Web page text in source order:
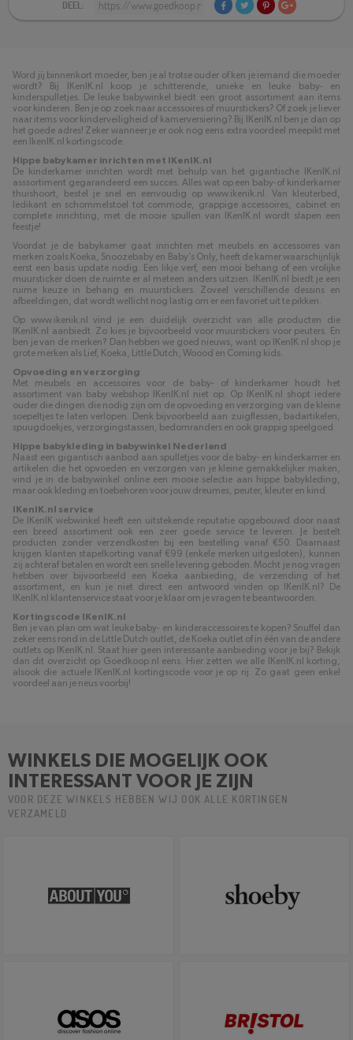
DEEL:
Word jij binnenkort moeder, ben je al trotse ouder of ken je iemand die moeder
wordt? Bij IKenIK.nl koop je schitterende, unieke en leuke baby- en
kinderspulletjes. De leuke babywinkel biedt een groot assortiment aan items
voor kinderen. Ben je op zoek naar accessoires of muurstickers? Of zoek je liever
naar items voor kinderveiligheid of kamerversiering? Bij IKenIK.nl ben je dan op
het goede adres! Zeker wanneer je er ook nog eens extra voordeel meepikt met
een IkenIK.nl kortingscode.
Hippe babykamer inrichten met IKenIK.nl
De kinderkamer inrichten wordt met behulp van het gigantische IKenIK.nl
asssortiment gegarandeerd een succes. Alles wat op een baby-of kinderkamer
thuishoort, bestel je snel en eenvoudig op www.ikenik.nl. Van kleuterbed,
ledikant en schommelstoel tot commode, grappige accessoires, cabinet en
complete inrichting, met de mooie spullen van IKenIK.nl wordt slapen een
feestje!
Voordat je de babykamer gaat inrichten met meubels en accessoires van
merken zoals Koeka, Snoozebaby en Baby’s Only, heeft de kamer waarschijnlijk
eerst een basis update nodig. Een likje verf, een mooi behang of een vrolijke
muursticker doen de ruimte er al meteen anders uitzien. IKenIK.nl biedt je een
ruime keuze in behang en muurstickers. Zoveel verschillende dessins en
afbeeldingen, dat wordt wellicht nog lastig om er een favoriet uit te pikken.
Op www.ikenik.nl vind je een duidelijk overzicht van alle producten die
IKenIK.nl aanbiedt. Zo kies je bijvoorbeeld voor muurstickers voor peuters. En
ben je van de merken? Dan hebben we goed nieuws, want op IKenIK.nl shop je
grote merken als Lief, Koeka, Little Dutch, Woood en Coming kids.
Opvoeding en verzorging
Met meubels en accessoires voor de baby- of kinderkamer houdt het
assortiment van baby webshop IKenIK.nl niet op. Op IKenIK.nl shopt iedere
ouder die dingen die nodig zijn om de opvoeding en verzorging van de kleine
soepeltjes te laten verlopen. Denk bijvoorbeeld aan zuigflessen, badartikelen,
spuugdoekjes, verzorgingstassen, bedomranders en ook grappig speelgoed.
Hippe babykleding in babywinkel Nederland
Naast een gigantisch aanbod aan spulletjes voor de baby- en kinderkamer en
artikelen die het opvoeden en verzorgen van je kleine gemakkelijker maken,
vind je in de babywinkel online een mooie selectie aan hippe babykleding,
maar ook kleding en toebehoren voor jouw dreumes, peuter, kleuter en kind.
IKenIK.nl service
De IKenIK webwinkel heeft een uitstekende reputatie opgebouwd door naast
een breed assortiment ook een zeer goede service te leveren. Je bestelt
producten zonder verzendkosten bij een bestelling vanaf €50. Daarnaast
krijgen klanten stapelkorting vanaf €99 (enkele merken uitgesloten), kunnen
zij achteraf betalen en wordt een snelle levering geboden. Mocht je nog vragen
hebben over bijvoorbeeld een Koeka aanbieding, de verzending of het
assortiment, en kun je niet direct een antwoord vinden op IKenIK.nl? De
IKenIK.nl klantenservice staat voor je klaar om je vragen te beantwoorden.
Kortingscode IKenIK.nl
Ben je van plan om wat leuke baby- en kinderaccessoires te kopen? Snuffel dan
zeker eens rond in de Little Dutch outlet, de Koeka outlet of in één van de andere
outlets op IKenIK.nl. Staat hier geen interessante aanbieding voor je bij? Bekijk
dan dit overzicht op Goedkoop.nl eens. Hier zetten we alle IKenIK.nl korting,
alsook die actuele IKenIK.nl kortingscode voor je op rij. Zo gaat geen enkel
voordeel aan je neus voorbij!
WINKELS DIE MOGELIJK OOK
INTERESSANT VOOR JE ZIJN
VOOR DEZE WINKELS HEBBEN WIJ OOK ALLE KORTINGEN
VERZAMELD